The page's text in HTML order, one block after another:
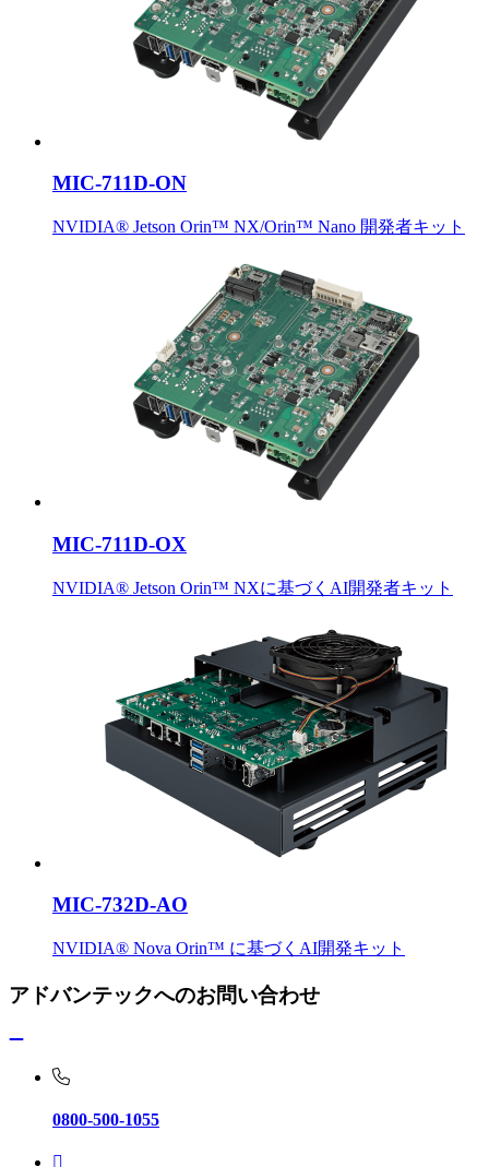
MIC-711D-ON
NVIDIA® Jetson Orin™ NX/Orin™ Nano 開発者キット
MIC-711D-OX
NVIDIA® Jetson Orin™ NXに基づくAI開発者キット
MIC-732D-AO
NVIDIA® Nova Orin™ に基づくAI開発キット
アドバンテックへのお問い合わせ
0800-500-1055